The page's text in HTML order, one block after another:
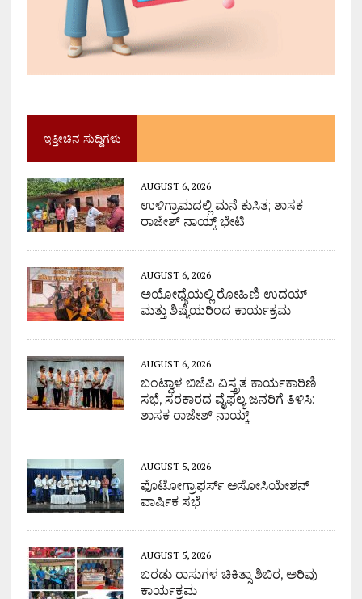
ಇತ್ತೀಚಿನ ಸುದ್ದಿಗಳು
AUGUST 6, 2026
ಉಳಿಗ್ರಾಮದಲ್ಲಿ ಮನೆ ಕುಸಿತ; ಶಾಸಕ
ರಾಜೇಶ್ ನಾಯ್ಕ್ ಭೇಟಿ
AUGUST 6, 2026
ಅಯೋಧ್ಯೆಯಲ್ಲಿ ರೋಹಿಣಿ ಉದಯ್
ಮತ್ತು ಶಿಷ್ಯೆಯರಿಂದ ಕಾರ್ಯಕ್ರಮ
AUGUST 6, 2026
ಬಂಟ್ವಾಳ ಬಿಜೆಪಿ ವಿಸ್ತ್ರತ ಕಾರ್ಯಕಾರಿಣಿ
ಸಭೆ, ಸರಕಾರದ ವೈಫಲ್ಯ ಜನರಿಗೆ ತಿಳಿಸಿ:
ಶಾಸಕ ರಾಜೇಶ್ ನಾಯ್ಕ್
AUGUST 5, 2026
ಫೊಟೋಗ್ರಾಫರ್ಸ್ ಅಸೋಸಿಯೇಶನ್
ವಾರ್ಷಿಕ ಸಭೆ
AUGUST 5, 2026
ಬರಡು ರಾಸುಗಳ ಚಿಕಿತ್ಸಾ ಶಿಬಿರ, ಅರಿವು
ಕಾರ್ಯಕ್ರಮ